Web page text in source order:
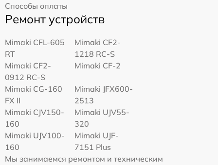
Способы оплаты
Ремонт устройств
Mimaki CFL-605
RT
Mimaki CF2-
1218 RC-S
Mimaki CF2-
0912 RC-S
Mimaki CF-2
Mimaki CG-160
FX II
Mimaki JFX600-
2513
Mimaki СJV150-
160
Mimaki UJV55-
320
Mimaki UJV100-
160
Mimaki UJF-
7151 Plus
Мы занимаемся ремонтом и техническим